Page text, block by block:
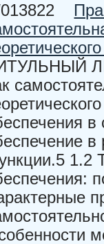
в
в
1.2